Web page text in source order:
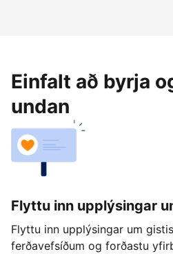
Einfalt að byrja
undan
Flyttu inn upplýsingar
Flyttu inn upplýsingar um
ferðavefsíðum og forðastu